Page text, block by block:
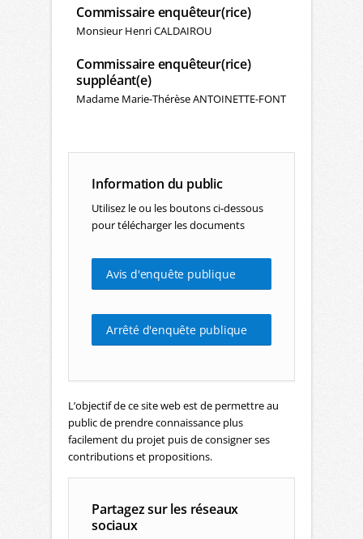
Commissaire enquêteur(rice)
Monsieur Henri CALDAIROU
Commissaire enquêteur(rice)
suppléant(e)
Madame Marie-Thérèse ANTOINETTE-FONT
Information du public
Utilisez le ou les boutons ci-dessous
pour télécharger les documents
Avis d'enquête publique
Arrêté d'enquête publique
L’objectif de ce site web est de permettre au
public de prendre connaissance plus
facilement du projet puis de consigner ses
contributions et propositions.
Partagez sur les réseaux
sociaux